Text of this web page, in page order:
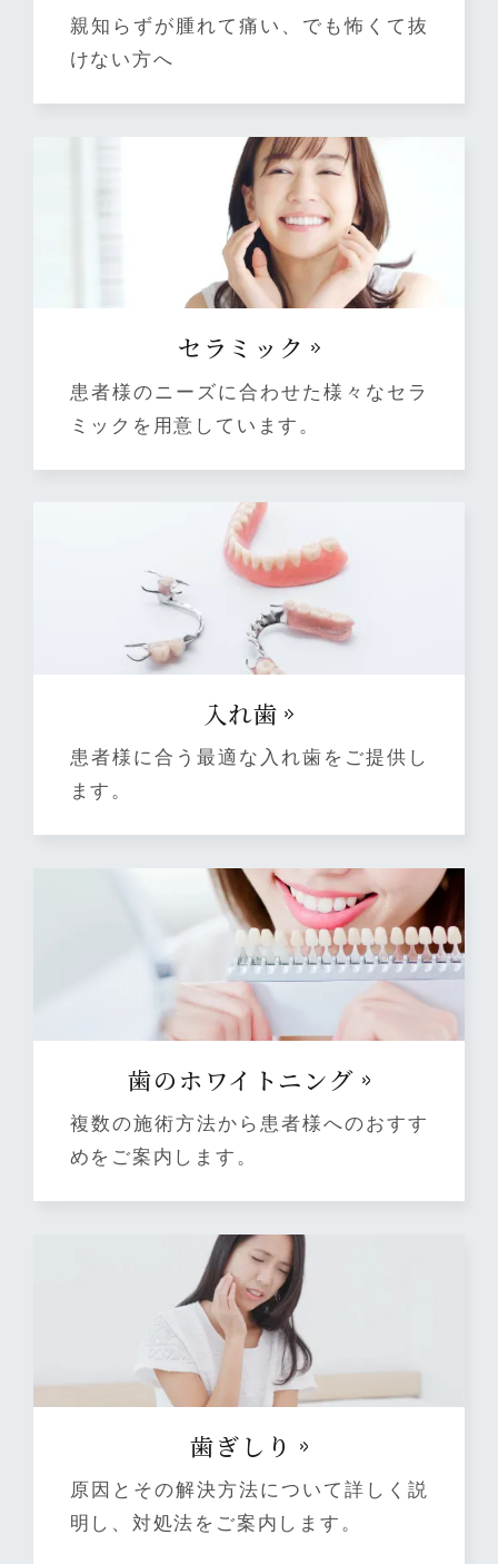
親知らずが腫れて痛い、でも怖くて抜
けない方へ
セラミック
患者様のニーズに合わせた様々なセラ
ミックを用意しています。
⼊れ⻭
患者様に合う最適な入れ歯をご提供し
ます。
⻭のホワイトニング
複数の施術方法から患者様へのおすす
めをご案内します。
⻭ぎしり
原因とその解決方法について詳しく説
明し、対処法をご案内します。